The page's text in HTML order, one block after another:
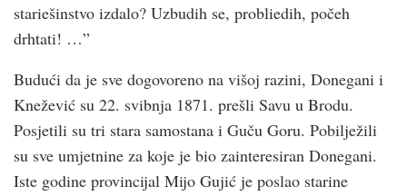
stariešinstvo izdalo? Uzbudih se, probliedih, počeh
drhtati! …”
Budući da je sve dogovoreno na višoj razini, Donegani i
Knežević su 22. svibnja 1871. prešli Savu u Brodu.
Posjetili su tri stara samostana i Guču Goru. Pobilježili
su sve umjetnine za koje je bio zainteresiran Donegani.
Iste godine provincijal Mijo Gujić je poslao starine